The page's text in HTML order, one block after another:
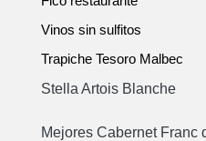
Vinos sin sulfitos
Trapiche Tesoro Malbec
Stella Artois Blanche
Mejores Cabernet Franc